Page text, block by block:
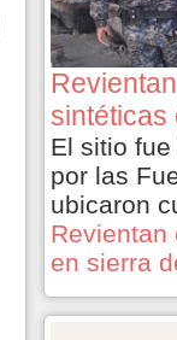
sintéticas
El sitio
por las
ubicaron
Revientan
en sierra